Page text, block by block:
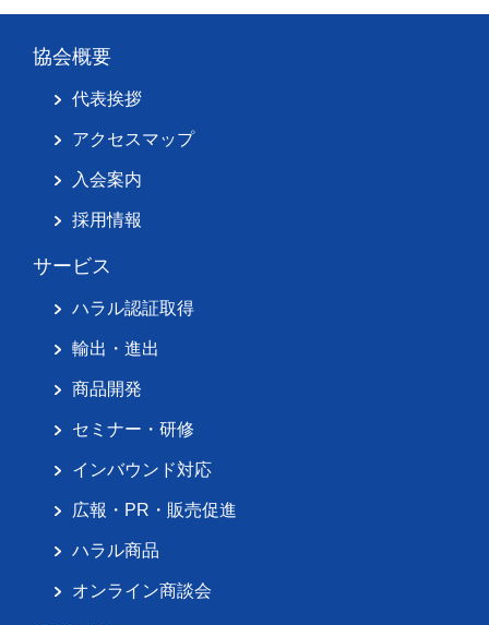
協会概要
代表挨拶
アクセスマップ
入会案内
採用情報
サービス
ハラル認証取得
輸出・進出
商品開発
セミナー・研修
インバウンド対応
広報・PR・販売促進
ハラル商品
オンライン商談会